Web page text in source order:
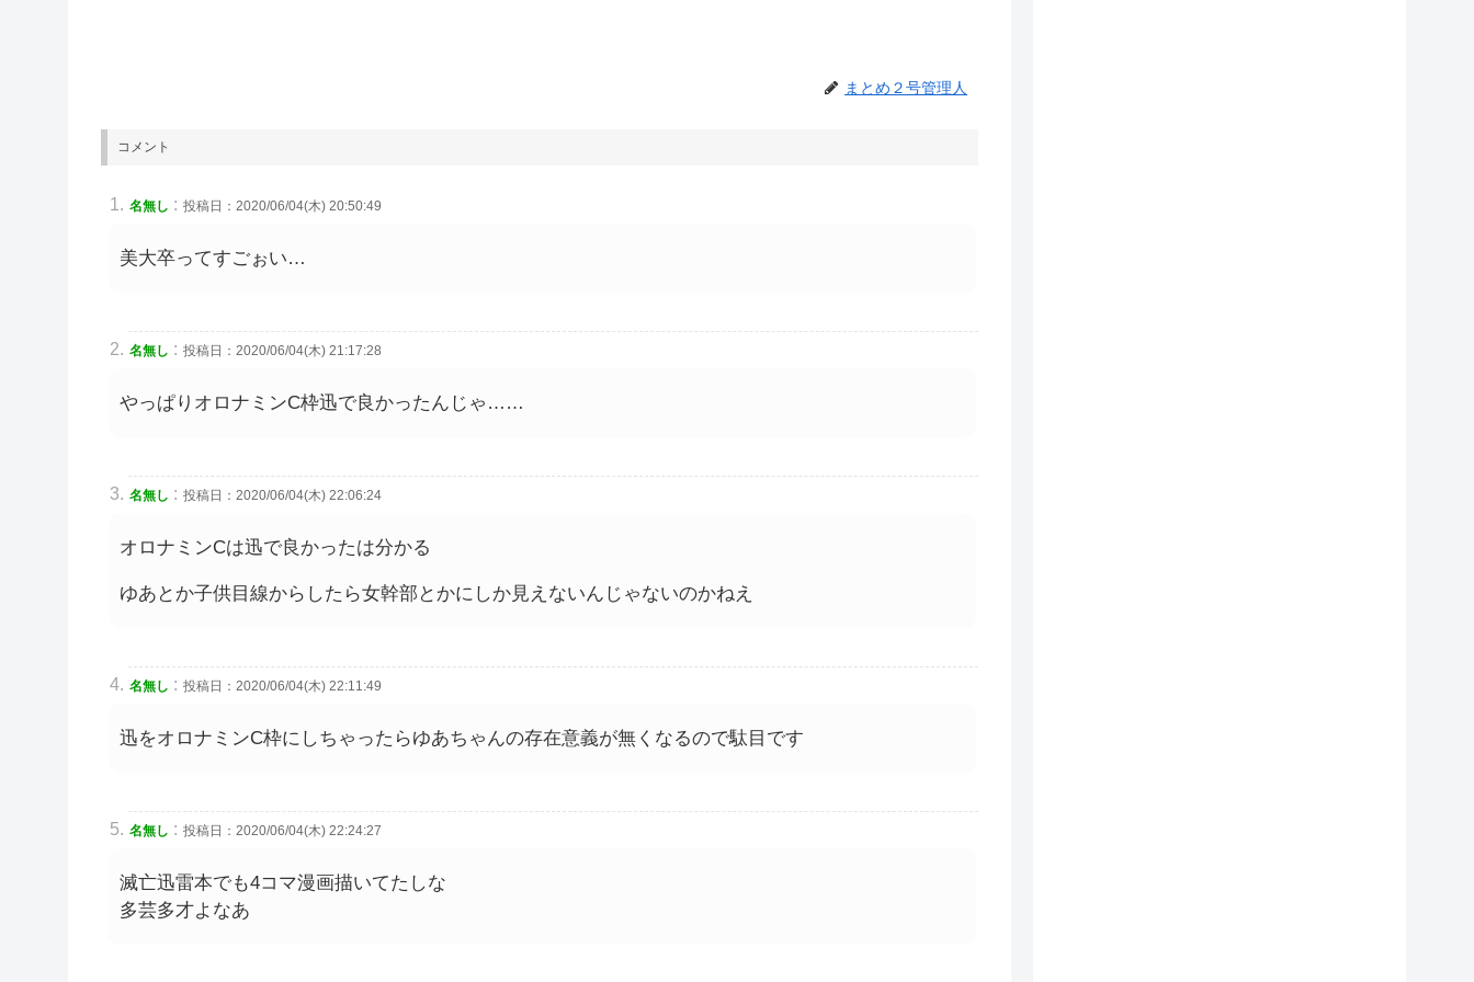
まとめ２号管理人
コメント
名無し : 投稿日：2020/06/04(木) 20:50:49
美大卒ってすごぉい…
名無し : 投稿日：2020/06/04(木) 21:17:28
やっぱりオロナミンC枠迅で良かったんじゃ……
名無し : 投稿日：2020/06/04(木) 22:06:24
オロナミンCは迅で良かったは分かる
ゆあとか子供目線からしたら女幹部とかにしか見えないんじゃないのかねえ
名無し : 投稿日：2020/06/04(木) 22:11:49
迅をオロナミンC枠にしちゃったらゆあちゃんの存在意義が無くなるので駄目です
名無し : 投稿日：2020/06/04(木) 22:24:27
滅亡迅雷本でも4コマ漫画描いてたしな
多芸多才よなあ